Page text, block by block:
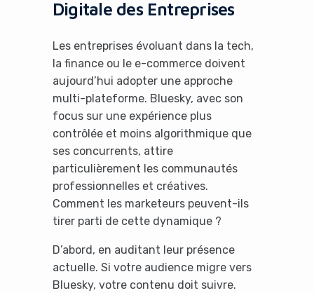
Digitale des Entreprises
Les entreprises évoluant dans la tech,
la finance ou le e-commerce doivent
aujourd’hui adopter une approche
multi-plateforme. Bluesky, avec son
focus sur une expérience plus
contrôlée et moins algorithmique que
ses concurrents, attire
particulièrement les communautés
professionnelles et créatives.
Comment les marketeurs peuvent-ils
tirer parti de cette dynamique ?
D’abord, en auditant leur présence
actuelle. Si votre audience migre vers
Bluesky, votre contenu doit suivre.